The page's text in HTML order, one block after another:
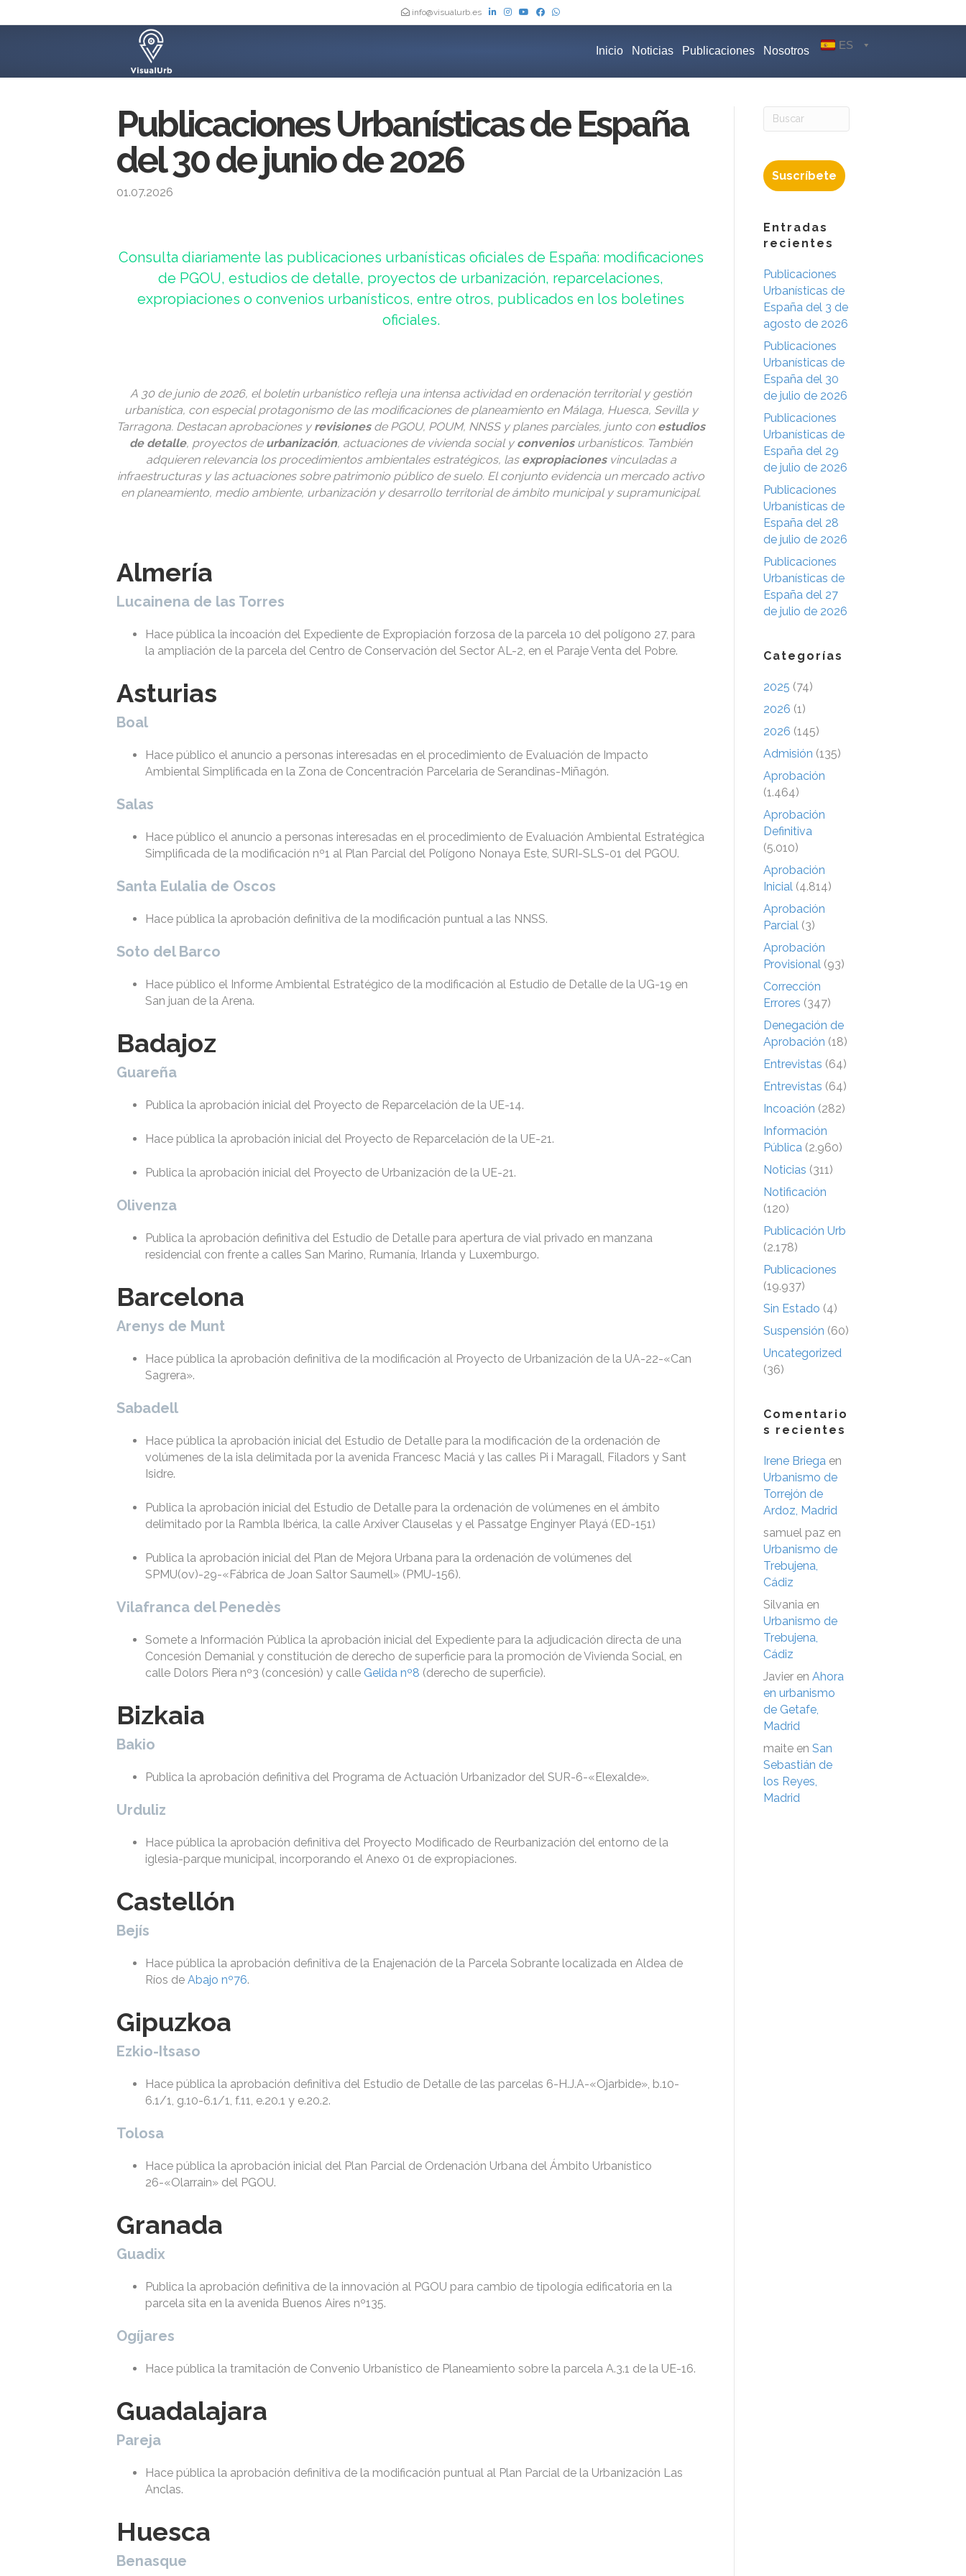
info@visualurb.es
Inicio Noticias Publicaciones Nosotros ES
Publicaciones Urbanísticas de España
del 30 de junio de 2026
01.07.2026
Consulta diariamente las publicaciones urbanísticas oficiales de España: modificaciones
de PGOU, estudios de detalle, proyectos de urbanización, reparcelaciones,
expropiaciones o convenios urbanísticos, entre otros, publicados en los boletines
oficiales.
A 30 de junio de 2026, el boletín urbanístico refleja una intensa actividad en ordenación territorial y gestión
urbanística, con especial protagonismo de las modificaciones de planeamiento en Málaga, Huesca, Sevilla y
Tarragona. Destacan aprobaciones y revisiones de PGOU, POUM, NNSS y planes parciales, junto con estudios
de detalle, proyectos de urbanización, actuaciones de vivienda social y convenios urbanísticos. También
adquieren relevancia los procedimientos ambientales estratégicos, las expropiaciones vinculadas a
infraestructuras y las actuaciones sobre patrimonio público de suelo. El conjunto evidencia un mercado activo
en planeamiento, medio ambiente, urbanización y desarrollo territorial de ámbito municipal y supramunicipal.
Almería
Lucainena de las Torres
Hace pública la incoación del Expediente de Expropiación forzosa de la parcela 10 del polígono 27, para
la ampliación de la parcela del Centro de Conservación del Sector AL-2, en el Paraje Venta del Pobre.
Asturias
Boal
Hace público el anuncio a personas interesadas en el procedimiento de Evaluación de Impacto
Ambiental Simplificada en la Zona de Concentración Parcelaria de Serandinas-Miñagón.
Salas
Hace público el anuncio a personas interesadas en el procedimiento de Evaluación Ambiental Estratégica
Simplificada de la modificación nº1 al Plan Parcial del Polígono Nonaya Este, SURI-SLS-01 del PGOU.
Santa Eulalia de Oscos
Hace pública la aprobación definitiva de la modificación puntual a las NNSS.
Soto del Barco
Hace público el Informe Ambiental Estratégico de la modificación al Estudio de Detalle de la UG-19 en
San juan de la Arena.
Badajoz
Guareña
Publica la aprobación inicial del Proyecto de Reparcelación de la UE-14.
Hace pública la aprobación inicial del Proyecto de Reparcelación de la UE-21.
Publica la aprobación inicial del Proyecto de Urbanización de la UE-21.
Olivenza
Publica la aprobación definitiva del Estudio de Detalle para apertura de vial privado en manzana
residencial con frente a calles San Marino, Rumanía, Irlanda y Luxemburgo.
Barcelona
Arenys de Munt
Hace pública la aprobación definitiva de la modificación al Proyecto de Urbanización de la UA-22-«Can
Sagrera».
Sabadell
Hace pública la aprobación inicial del Estudio de Detalle para la modificación de la ordenación de
volúmenes de la isla delimitada por la avenida Francesc Maciá y las calles Pi i Maragall, Filadors y Sant
Isidre.
Publica la aprobación inicial del Estudio de Detalle para la ordenación de volúmenes en el ámbito
delimitado por la Rambla Ibérica, la calle Arxiver Clauselas y el Passatge Enginyer Playá (ED-151)
Publica la aprobación inicial del Plan de Mejora Urbana para la ordenación de volúmenes del
SPMU(ov)-29-«Fábrica de Joan Saltor Saumell» (PMU-156).
Vilafranca del Penedès
Somete a Información Pública la aprobación inicial del Expediente para la adjudicación directa de una
Concesión Demanial y constitución de derecho de superficie para la promoción de Vivienda Social, en
calle Dolors Piera nº3 (concesión) y calle Gelida nº8 (derecho de superficie).
Bizkaia
Bakio
Publica la aprobación definitiva del Programa de Actuación Urbanizador del SUR-6-«Elexalde».
Urduliz
Hace pública la aprobación definitiva del Proyecto Modificado de Reurbanización del entorno de la
iglesia-parque municipal, incorporando el Anexo 01 de expropiaciones.
Castellón
Bejís
Hace pública la aprobación definitiva de la Enajenación de la Parcela Sobrante localizada en Aldea de
Ríos de Abajo nº76.
Gipuzkoa
Ezkio-Itsaso
Hace pública la aprobación definitiva del Estudio de Detalle de las parcelas 6-H.J.A-«Ojarbide», b.10-
6.1/1, g.10-6.1/1, f.11, e.20.1 y e.20.2.
Tolosa
Hace pública la aprobación inicial del Plan Parcial de Ordenación Urbana del Ámbito Urbanístico
26-«Olarrain» del PGOU.
Granada
Guadix
Publica la aprobación definitiva de la innovación al PGOU para cambio de tipología edificatoria en la
parcela sita en la avenida Buenos Aires nº135.
Ogíjares
Hace pública la tramitación de Convenio Urbanístico de Planeamiento sobre la parcela A.3.1 de la UE-16.
Guadalajara
Pareja
Hace pública la aprobación definitiva de la modificación puntual al Plan Parcial de la Urbanización Las
Anclas.
Huesca
Benasque
Suscríbete
Entradas
recientes
Publicaciones
Urbanísticas de
España del 3 de
agosto de 2026
Publicaciones
Urbanísticas de
España del 30
de julio de 2026
Publicaciones
Urbanísticas de
España del 29
de julio de 2026
Publicaciones
Urbanísticas de
España del 28
de julio de 2026
Publicaciones
Urbanísticas de
España del 27
de julio de 2026
Categorías
2025 (74)
2026 (1)
2026 (145)
Admisión (135)
Aprobación
(1.464)
Aprobación
Definitiva
(5.010)
Aprobación
Inicial (4.814)
Aprobación
Parcial (3)
Aprobación
Provisional (93)
Corrección
Errores (347)
Denegación de
Aprobación (18)
Entrevistas (64)
Entrevistas (64)
Incoación (282)
Información
Pública (2.960)
Noticias (311)
Notificación
(120)
Publicación Urb
(2.178)
Publicaciones
(19.937)
Sin Estado (4)
Suspensión (60)
Uncategorized
(36)
Comentario
s recientes
Irene Briega en
Urbanismo de
Torrejón de
Ardoz, Madrid
samuel paz en
Urbanismo de
Trebujena,
Cádiz
Silvania en
Urbanismo de
Trebujena,
Cádiz
Javier en Ahora
en urbanismo
de Getafe,
Madrid
maite en San
Sebastián de
los Reyes,
Madrid